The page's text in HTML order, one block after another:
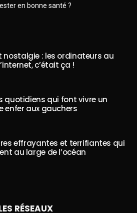
en bonne santé ?
nostalgie : les ordinateurs au
c’était ça !
quotidiens qui font vivre un
enfer aux gauchers
effrayantes et terrifiantes qui
au large de l’océan
RÉSEAUX